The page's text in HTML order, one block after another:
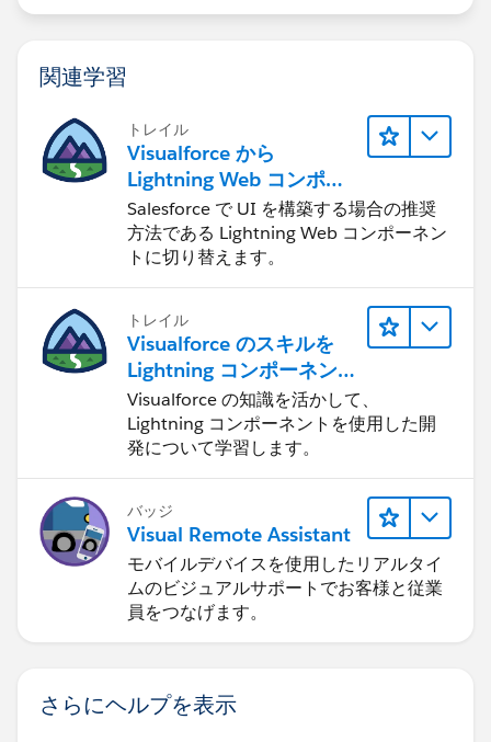
document.getElementById('option1Page').style.display
= "none";
}
if (document.getElementById('option2').checked )
document.getElementById('option2Page').style.displa
document.getElementById('option2').checked=true;
}
else
document.getElementById('option2').checked=false;
= "none";
}
}
</apex:page>
Please mark this as best answer if this solves your
Thank you,
関連学習
トレイル
Visualforce から
Lightning Web コンポー
ネントへの移行
Salesforce で UI を構築する場合の推奨
方法である Lightning Web コンポーネン
トに切り替えます。
トレイル
Visualforce のスキルを
Lightning コンポーネント
に応用する
Visualforce の知識を活かして、
Lightning コンポーネントを使用した開
発について学習します。
バッジ
Visual Remote Assistant
モバイルデバイスを使用したリアルタイ
ムのビジュアルサポートでお客様と従業
員をつなげます。
さらにヘルプを表示